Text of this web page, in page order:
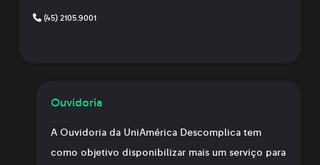
(45) 2105.9001
Ouvidoria
A Ouvidoria da UniAmérica Descomplica tem
como objetivo disponibilizar mais um serviço para